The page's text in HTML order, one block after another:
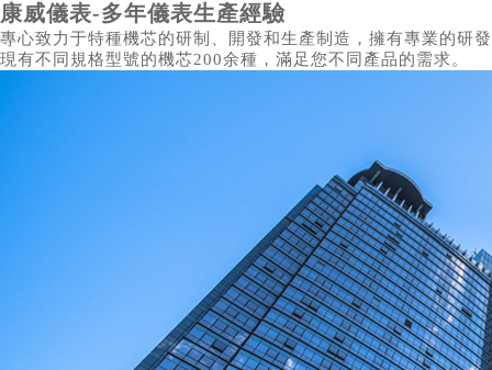
康威儀表-多年儀表生產經驗
專心致力于特種機芯的研制、開發和生產制造，擁有專業的研
現有不同規格型號的機芯200余種，滿足您不同產品的需求。